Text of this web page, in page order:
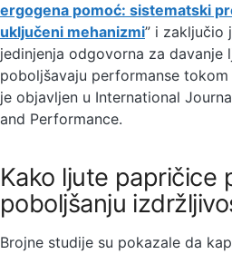
ergogena pomoć: sistematski
uključeni mehanizmi” i zaključio
jedinjenja odgovorna za davanje
poboljšavaju performanse
je objavljen u International
and Performance.
Kako ljute papričice
poboljšanju
Brojne studije su pokazale da